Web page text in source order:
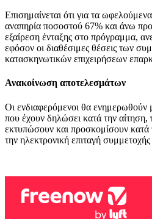
Επισημαίνεται ότι για τα
αναπηρία ποσοστού 67% και άνω
εξαίρεση ένταξης στο πρόγραμμα,
εφόσον οι διαθέσιμες θέσεις των
κατασκηνωτικών επιχειρήσεων
Ανακοίνωση αποτελεσμάτων
Οι ενδιαφερόμενοι θα
που έχουν δηλώσει κατά την
εκτυπώσουν και προσκομίσουν
την ηλεκτρονική επιταγή